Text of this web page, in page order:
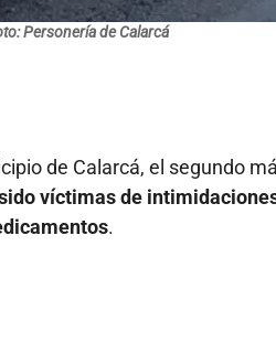
Personería de Calarcá
de Calarcá, el segundo
víctimas de
.